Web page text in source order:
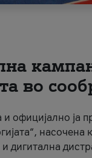
во
официјално ја
насочена